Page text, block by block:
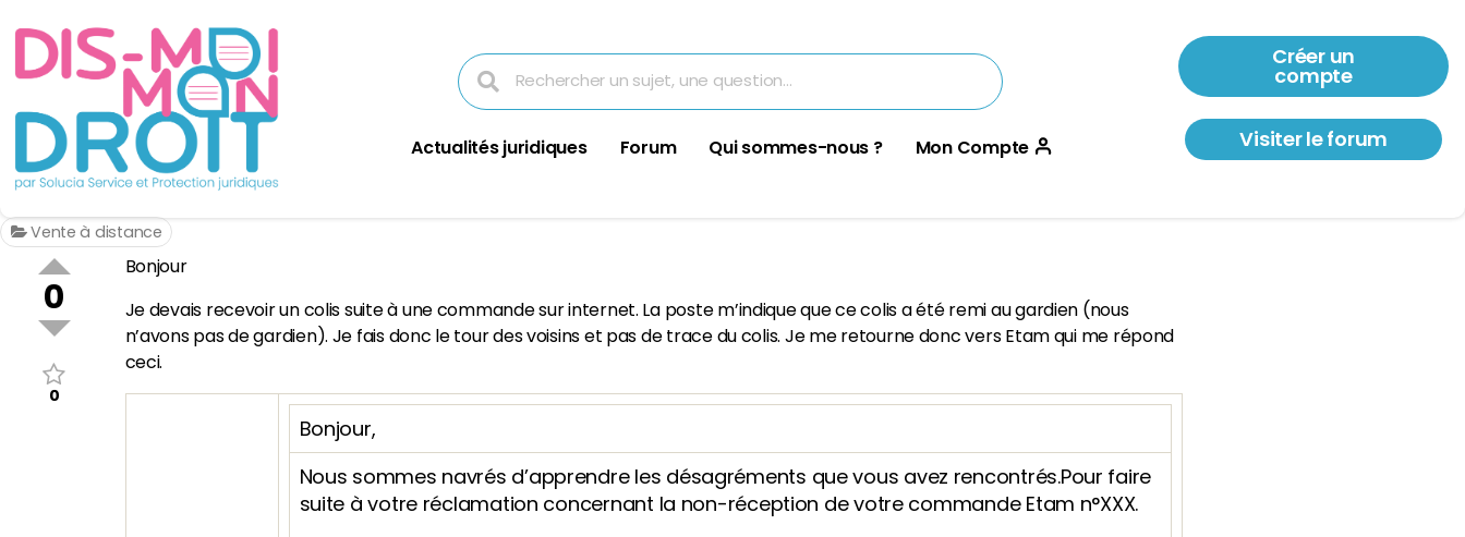
Actualités juridiques Forum Qui sommes-nous ? Mon Compte
Créer un
compte
Visiter le forum
Vente à distance
0
0
Bonjour
Je devais recevoir un colis suite à une commande sur internet. La poste m’indique que ce colis a été remi au gardien (nous
n’avons pas de gardien). Je fais donc le tour des voisins et pas de trace du colis. Je me retourne donc vers Etam qui me répond
ceci.
Bonjour,
Nous sommes navrés d’apprendre les désagréments que vous avez rencontrés.Pour faire
suite à votre réclamation concernant la non-réception de votre commande Etam n°XXX.